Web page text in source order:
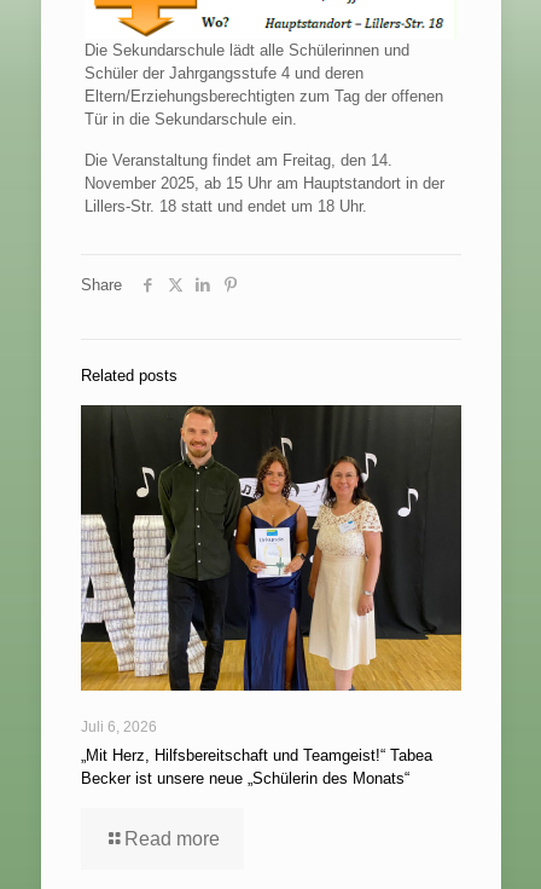
Die Sekundarschule lädt alle Schülerinnen und
Schüler der Jahrgangsstufe 4 und deren
Eltern/Erziehungsberechtigten zum Tag der offenen
Tür in die Sekundarschule ein.
Die Veranstaltung findet am Freitag, den 14.
November 2025, ab 15 Uhr am Hauptstandort in der
Lillers-Str. 18 statt und endet um 18 Uhr.
Share
Related posts
Juli 6, 2026
„Mit Herz, Hilfsbereitschaft und Teamgeist!“ Tabea
Becker ist unsere neue „Schülerin des Monats“
Read more